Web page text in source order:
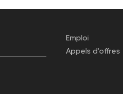
Emploi
Appels d'offres